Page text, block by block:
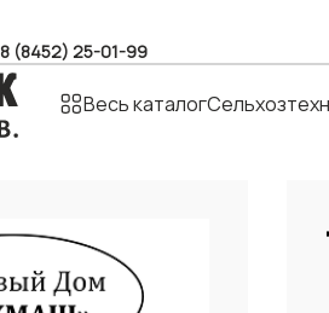
8 (8452) 25-01-99
Весь каталог